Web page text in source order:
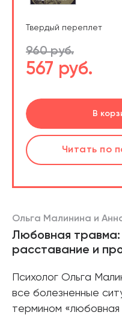
Твердый переплет
960 руб.
567 руб.
В
В
Читать по
Читать по
Ольга Малинина и
Любовная травма:
расставание и
Психолог Ольга
все болезненные
термином «любовная